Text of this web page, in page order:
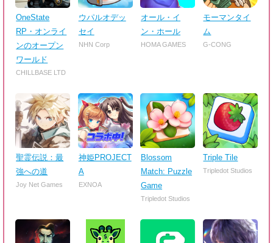
OneState
RP・オンライ
ンのオープン
ワールド
CHILLBASE LTD
ウパルオデッ
セイ
NHN Corp
オール・イ
ン・ホール
HOMA GAMES
モーマンタイ
ム
G-CONG
聖霊伝説：最
強への道
Joy Net Games
神姫PROJECT
A
EXNOA
Blossom
Match: Puzzle
Game
Tripledot Studios
Triple Tile
Tripledot Studios